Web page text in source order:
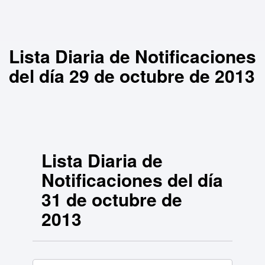
Lista Diaria de Notificaciones
del día 29 de octubre de 2013
Lista Diaria de
Notificaciones del día
31 de octubre de
2013